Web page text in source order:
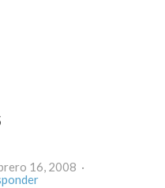
Reflexivo en febrero 16, 2008 ·